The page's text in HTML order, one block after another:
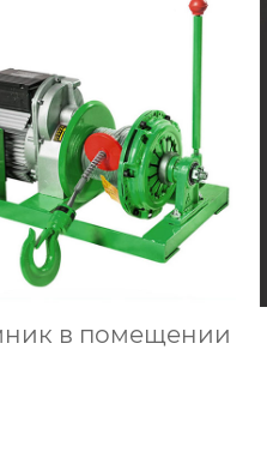
в помещении